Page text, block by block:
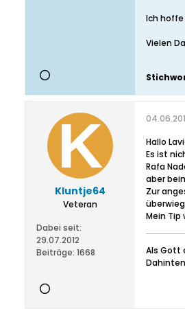
Ich
Vielen
Kluntje64
Veteran
Dabei seit:
29.07.2012
Beiträge: 1668
Hallo
Es ist
Rafa
aber
Zur
Mein
Als Gott